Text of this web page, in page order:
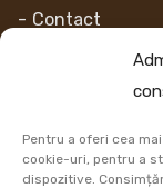
Pentru a oferi cea
cookie-uri, pentru a
dispozitive.
Contact
Link-uri